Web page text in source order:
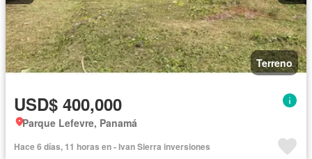
Terreno
USD$ 400,000
Parque Lefevre, Panamá
Hace 6 días, 11 horas en - Ivan Sierra inversiones